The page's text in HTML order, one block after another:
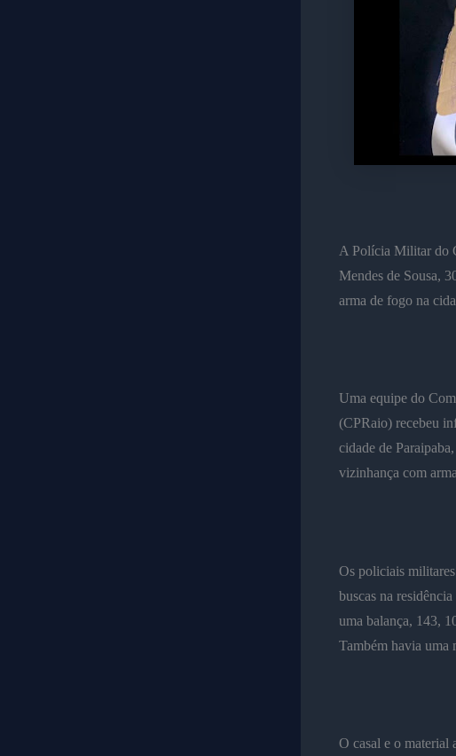
A Polícia Militar do
Mendes de Sousa,
arma de fogo na
Uma equipe do
(CPRaio) recebeu
cidade de
vizinhança com
Os policiais
buscas na
uma balança, 143,
Também havia uma
O casal e o material